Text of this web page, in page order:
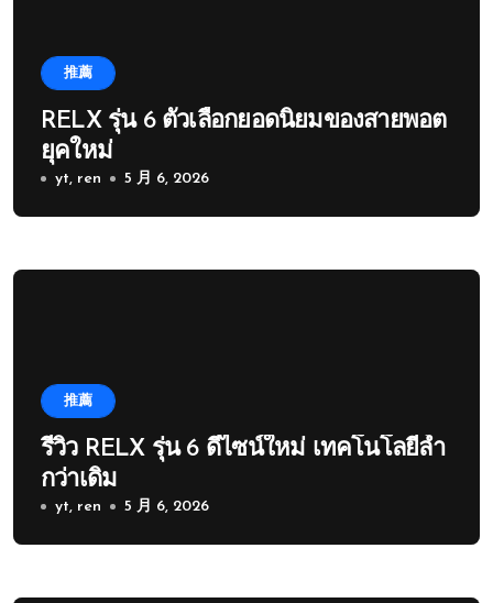
推薦
RELX รุ่น 6 ตัวเลือกยอดนิยมของสายพอต
ยุคใหม่
yt, ren 5 月 6, 2026
推薦
รีวิว RELX รุ่น 6 ดีไซน์ใหม่ เทคโนโลยีล้ำ
กว่าเดิม
yt, ren 5 月 6, 2026